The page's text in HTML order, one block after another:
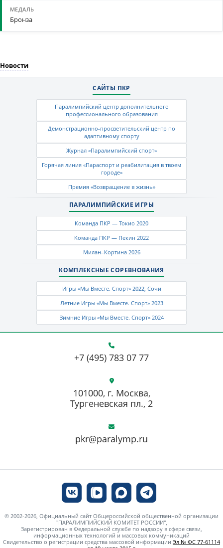
Бронза
Новости
САЙТЫ ПКР
Паралимпийский центр дополнительного
профессионального образования
Демонстрационно-просветительский центр по
адаптивному спорту
Журнал «Паралимпийский спорт»
Горячая линия «Параспорт и реабилитация в твоем
городе»
Премия «Возвращение в жизнь»
ПАРАЛИМПИЙСКИЕ ИГРЫ
Команда ПКР — Токио 2020
Команда ПКР — Пекин 2022
Милан–Кортина 2026
КОМПЛЕКСНЫЕ СОРЕВНОВАНИЯ
Игры «Мы Вместе. Спорт» 2022, Сочи
Летние Игры «Мы Вместе. Спорт» 2023
Зимние Игры «Мы Вместе. Спорт» 2024
+7 (495) 783 07 77
pkr@paralymp.ru
101000, г. Москва,
Тургеневская пл., 2
© 2002-2026, Официальный сайт Общероссийской общественной организации
"ПАРАЛИМПИЙСКИЙ КОМИТЕТ РОССИИ",
Зарегистрирован в Федеральной службе по надзору в сфере связи,
информационных технологий и массовых коммуникаций
Свидетельство о регистрации средства массовой информации Эл № ФС 77-61114